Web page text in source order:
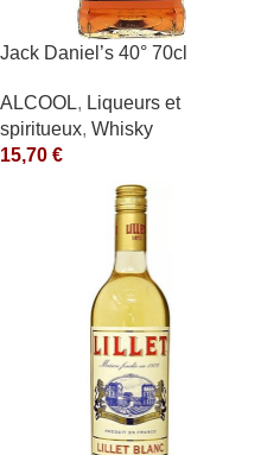
Jack Daniel’s 40° 70cl
ALCOOL, Liqueurs et
spiritueux, Whisky
15,70 €